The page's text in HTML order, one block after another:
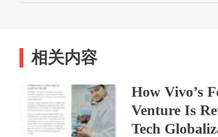
相关内容
How Vivo’s
Venture Is
Tech